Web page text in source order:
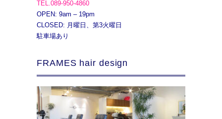
TEL.089-950-4860
OPEN: 9am – 19pm
CLOSED: 月曜日、第3火曜日
駐車場あり
FRAMES hair design